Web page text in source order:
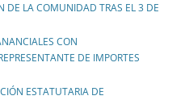
DE LA COMUNIDAD TRAS EL 3 DE
CON
DE IMPORTES
ESTATUTARIA DE